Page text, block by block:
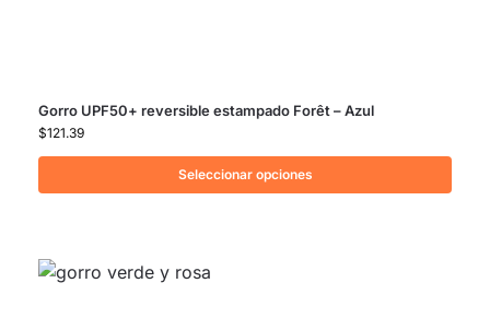
Gorro UPF50+ reversible estampado Forêt – Azul
$121.39
Seleccionar opciones